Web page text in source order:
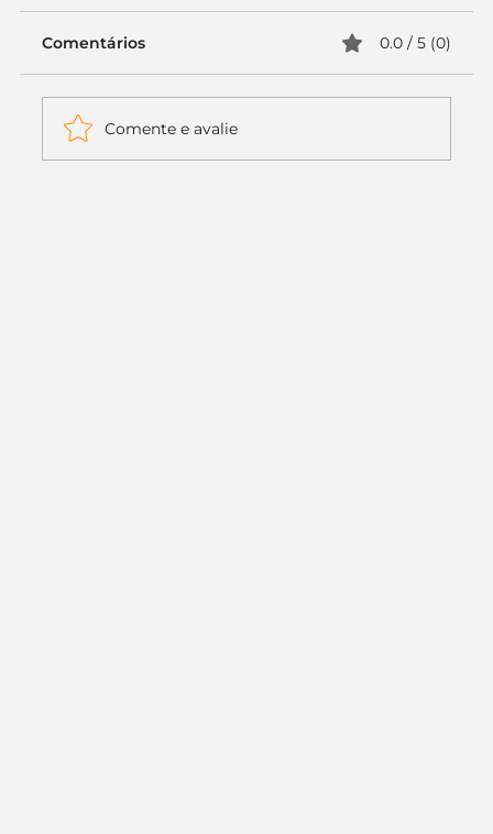
Comentários 0.0 / 5 (0)
Comente e avalie